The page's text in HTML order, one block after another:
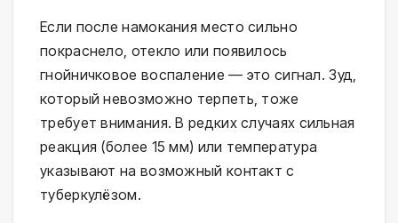
Если после намокания место сильно
покраснело, отекло или появилось
гнойничковое воспаление — это сигнал. Зуд,
который невозможно терпеть, тоже
требует внимания. В редких случаях сильная
реакция (более 15 мм) или температура
указывают на возможный контакт с
туберкулёзом.